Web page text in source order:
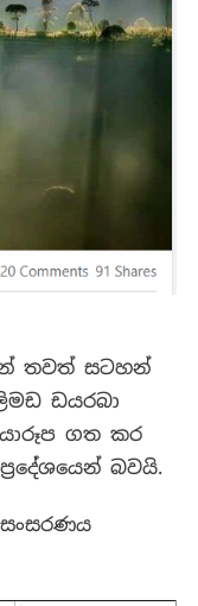
තවත් සටහන්
ඩයරබා
ගත කර
බවයි.